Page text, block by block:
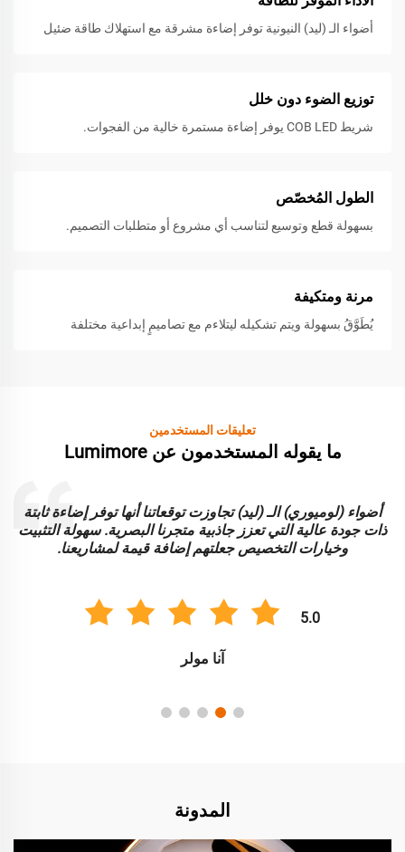
أضواء الـ (ليد) النيونية توفر إضاءة مشرقة مع استهلاك طاقة ضئيل
توزيع الضوء دون خلل
شريط COB LED يوفر إضاءة مستمرة خالية من الفجوات.
الطول المُخصّص
بسهولة قطع وتوسيع لتناسب أي مشروع أو متطلبات التصميم.
مرنة ومتكيفة
يُطَوَّقُ بسهولة ويتم تشكيله ليتلاءم مع تصاميمٍ إبداعية مختلفة
تعليقات المستخدمين
ما يقوله المستخدمون عن Lumimore
أضواء (لوميوري) الـ (ليد) تجاوزت توقعاتنا أنها توفر إضاءة ثابتة
ذات جودة عالية التي تعزز جاذبية متجرنا البصرية. سهولة التثبيت
وخيارات التخصيص جعلتهم إضافة قيمة لمشاريعنا.
5.0
آنا مولر
المدونة